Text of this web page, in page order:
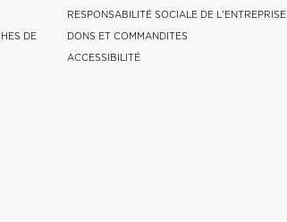
DE
RESPONSABILITÉ SOCIALE DE L'ENTREPRISE
DONS ET COMMANDITES
ACCESSIBILITÉ